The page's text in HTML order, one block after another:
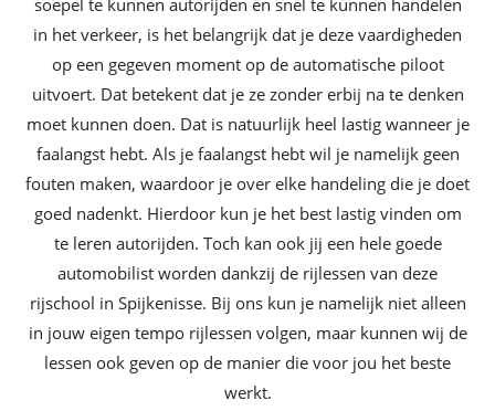
soepel te kunnen autorijden en snel te kunnen handelen
in het verkeer, is het belangrijk dat je deze vaardigheden
op een gegeven moment op de automatische piloot
uitvoert. Dat betekent dat je ze zonder erbij na te denken
moet kunnen doen. Dat is natuurlijk heel lastig wanneer je
faalangst hebt. Als je faalangst hebt wil je namelijk geen
fouten maken, waardoor je over elke handeling die je doet
goed nadenkt. Hierdoor kun je het best lastig vinden om
te leren autorijden. Toch kan ook jij een hele goede
automobilist worden dankzij de rijlessen van deze
rijschool in Spijkenisse. Bij ons kun je namelijk niet alleen
in jouw eigen tempo rijlessen volgen, maar kunnen wij de
lessen ook geven op de manier die voor jou het beste
werkt.